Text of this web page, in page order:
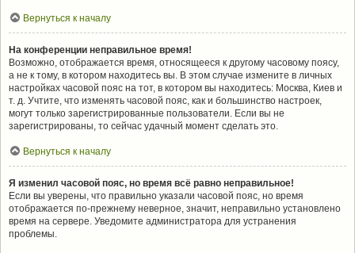
Вернуться к началу
На конференции неправильное время!
Возможно, отображается время, относящееся к другому часовому поясу,
а не к тому, в котором находитесь вы. В этом случае измените в личных
настройках часовой пояс на тот, в котором вы находитесь: Москва, Киев и
т. д. Учтите, что изменять часовой пояс, как и большинство настроек,
могут только зарегистрированные пользователи. Если вы не
зарегистрированы, то сейчас удачный момент сделать это.
Вернуться к началу
Я изменил часовой пояс, но время всё равно неправильное!
Если вы уверены, что правильно указали часовой пояс, но время
отображается по-прежнему неверное, значит, неправильно установлено
время на сервере. Уведомите администратора для устранения
проблемы.